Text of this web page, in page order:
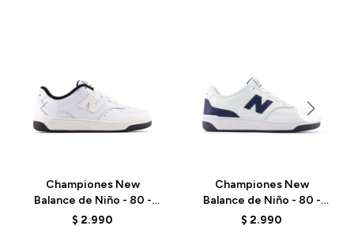
Championes New
Balance de Niño - 80 -
PSB80AB - ELD
$ 2.990
Championes New
Balance de Niño - 80 -
P08088A - WHITE
$ 2.990